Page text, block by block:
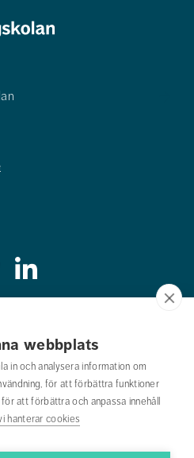
webbplats
in och analysera information om
för att förbättra funktioner
att förbättra och anpassa innehåll
hanterar cookies